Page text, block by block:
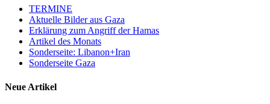
TERMINE
Aktuelle Bilder aus Gaza
Erklärung zum Angriff der Hamas
Artikel des Monats
Sonderseite: Libanon+Iran
Sonderseite Gaza
Neue Artikel